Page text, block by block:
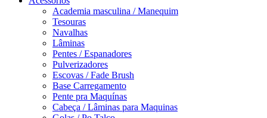
Academia masculina / Manequim
Tesouras
Navalhas
Lâminas
Pentes / Espanadores
Pulverizadores
Escovas / Fade Brush
Base Carregamento
Pente pra Maquínas
Cabeça / Lâminas para Maquinas